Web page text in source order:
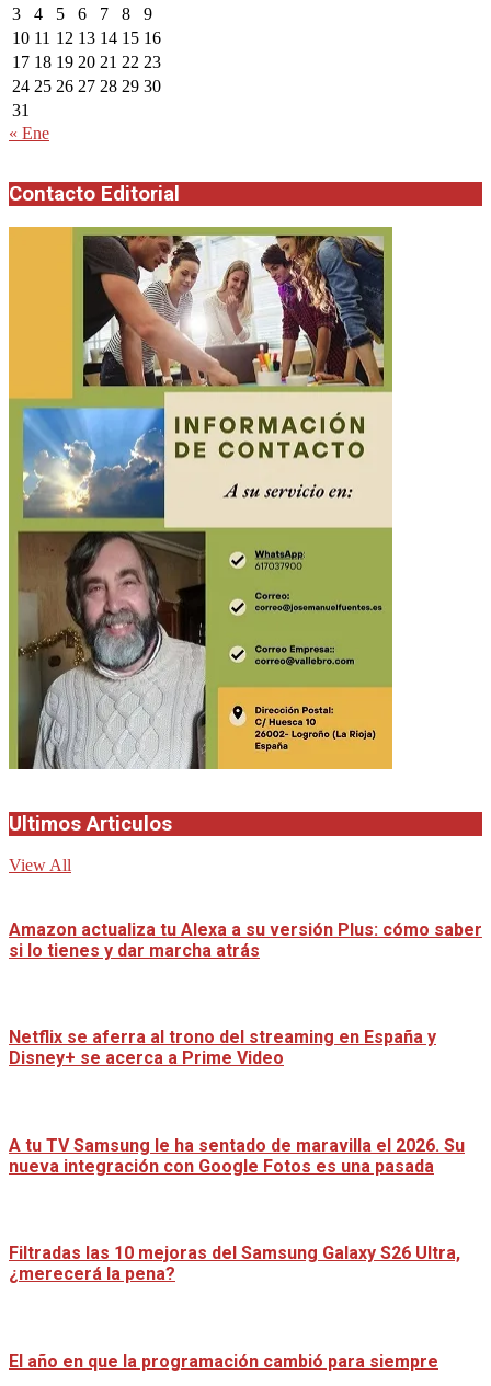
3
4 5 6 7 8
9
10 11 12 13 14 15 16
17 18 19 20 21 22 23
24 25 26 27 28 29 30
31
« Ene
Contacto Editorial
Ultimos Articulos
View All
Amazon actualiza tu Alexa a su versión Plus: cómo saber
si lo tienes y dar marcha atrás
Netflix se aferra al trono del streaming en España y
Disney+ se acerca a Prime Video
A tu TV Samsung le ha sentado de maravilla el 2026. Su
nueva integración con Google Fotos es una pasada
Filtradas las 10 mejoras del Samsung Galaxy S26 Ultra,
¿merecerá la pena?
El año en que la programación cambió para siempre